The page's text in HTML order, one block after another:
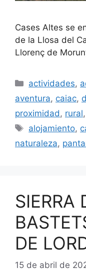
Cases Altes se
de la Llosa del
Llorenç de
actividades,
aventura, caiac,
proximidad , rural,
alojamiento,
naturaleza,
SIERRA
DE
15 de abril de